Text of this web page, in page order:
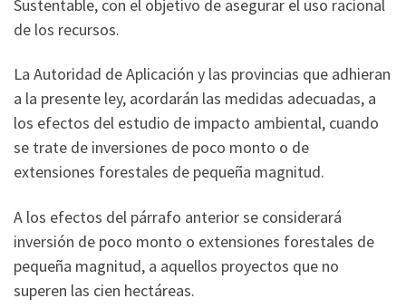
Sustentable, con el objetivo de asegurar el uso racional
de los recursos.
La Autoridad de Aplicación y las provincias que adhieran
a la presente ley, acordarán las medidas adecuadas, a
los efectos del estudio de impacto ambiental, cuando
se trate de inversiones de poco monto o de
extensiones forestales de pequeña magnitud.
A los efectos del párrafo anterior se considerará
inversión de poco monto o extensiones forestales de
pequeña magnitud, a aquellos proyectos que no
superen las cien hectáreas.